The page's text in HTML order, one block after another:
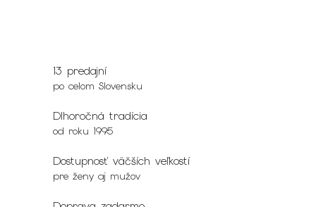
13 predajní
po celom Slovensku
Dlhoročná tradícia
od roku 1995
Dostupnosť väčších veľkostí
pre ženy aj mužov